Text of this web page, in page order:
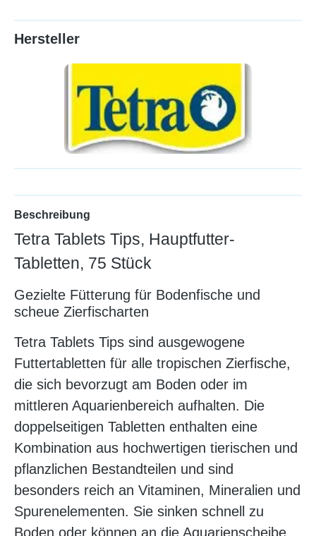
Hersteller
Beschreibung
Tetra Tablets Tips, Hauptfutter-
Tabletten, 75 Stück
Gezielte Fütterung für Bodenfische und
scheue Zierfischarten
Tetra Tablets Tips sind ausgewogene
Futtertabletten für alle tropischen Zierfische,
die sich bevorzugt am Boden oder im
mittleren Aquarienbereich aufhalten. Die
doppelseitigen Tabletten enthalten eine
Kombination aus hochwertigen tierischen und
pflanzlichen Bestandteilen und sind
besonders reich an Vitaminen, Mineralien und
Spurenelementen. Sie sinken schnell zu
Boden oder können an die Aquarienscheibe